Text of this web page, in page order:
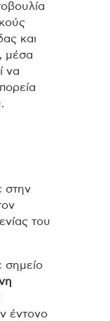
και
μέσα
να
στην
του
σημείο
έντονο